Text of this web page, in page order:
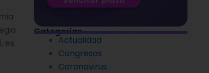
es
Categorías
Actualidad
Congresos
Coronavirus